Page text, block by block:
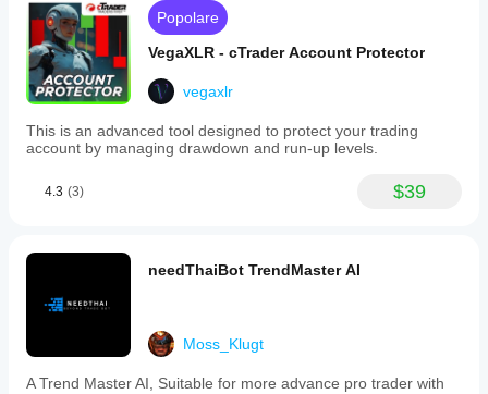
Popolare
VegaXLR - cTrader Account Protector
vegaxlr
This is an advanced tool designed to protect your trading
account by managing drawdown and run-up levels.
4.3 (3) $39
needThaiBot TrendMaster AI
Moss_Klugt
A Trend Master AI, Suitable for more advance pro trader with